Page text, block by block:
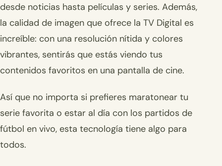
desde noticias hasta películas y series. Además,
la calidad de imagen que ofrece la TV Digital es
increíble: con una resolución nítida y colores
vibrantes, sentirás que estás viendo tus
contenidos favoritos en una pantalla de cine.
Así que no importa si prefieres maratonear tu
serie favorita o estar al día con los partidos de
fútbol en vivo, esta tecnología tiene algo para
todos.